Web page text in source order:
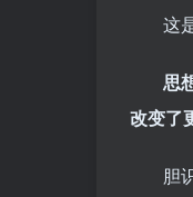
这
思
改变了
胆